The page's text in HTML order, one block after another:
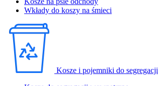
Wkłady do koszy na śmieci
Kosze i pojemniki do segregacji